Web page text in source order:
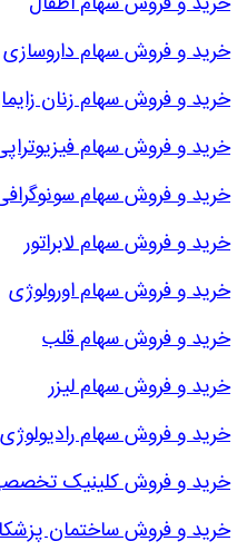
خرید و فروش سهام داروسازی
خرید و فروش سهام زنان
خرید و فروش سهام
خرید و فروش سهام
خرید و فروش سهام لابراتور
خرید و فروش سهام اورولوژی
خرید و فروش سهام قلب
خرید و فروش سهام لیزر
خرید و فروش سهام رادیولوژی
خرید و فروش کلینیک
خرید و فروش ساختمان